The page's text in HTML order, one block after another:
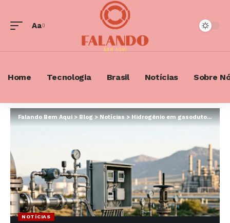
Font
Aa
Home Tecnologia Brasil Notícias Sobre
Falando Bem Aqui>Blog>Notícias>Hidrogênio em gasodutos existentes: O que a adaptação da infraestrutura atual exige da engenharia?
NOTÍCIAS